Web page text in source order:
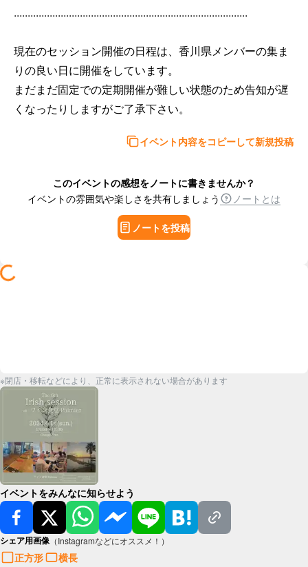
.....................................................................................
現在のセッション開催の日程は、香川県メンバーの集ま
りの良い日に開催をしています。
まだまだ固定での定期開催が難しい状態のため告知が遅
イベント内容をコピーして新規投稿
このイベントの感想をノートに書きませんか？
イベントの雰囲気や楽しさを共有しましょう
ノートとは
ノートを投稿
※閉店・移転などにより、正常に表示されない場合があります
イベントをみんなに知らせよう
シェア用画像 （Instagramなどにオススメ！）
正方形 横長